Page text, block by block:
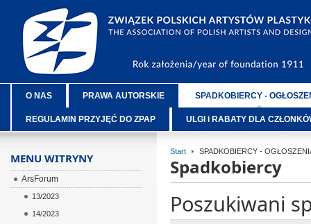
O NAS PRAWA AUTORSKIE SPADKOBIERCY -
REGULAMIN PRZYJĘĆ DO ZPAP ULGI i RABATY DLA
Start SPADKOBIERCY -
Spadkobiercy
Poszukiwani
MENU WITRYNY
ArsForum
13/2023
14/2023